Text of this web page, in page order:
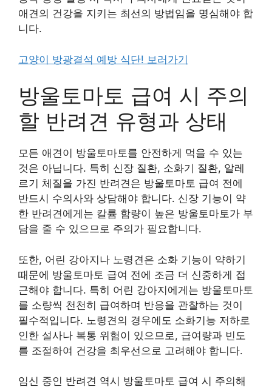
애견의 건강을 지키는 최선의 방법임을 명심해야 합
니다.
고양이 방광결석 예방 식단! 보러가기
방울토마토 급여 시 주의
할 반려견 유형과 상태
모든 애견이 방울토마토를 안전하게 먹을 수 있는
것은 아닙니다. 특히 신장 질환, 소화기 질환, 알레
르기 체질을 가진 반려견은 방울토마토 급여 전에
반드시 수의사와 상담해야 합니다. 신장 기능이 약
한 반려견에게는 칼륨 함량이 높은 방울토마토가 부
담을 줄 수 있으므로 주의가 필요합니다.
또한, 어린 강아지나 노령견은 소화 기능이 약하기
때문에 방울토마토 급여 전에 조금 더 신중하게 접
근해야 합니다. 특히 어린 강아지에게는 방울토마토
를 소량씩 천천히 급여하며 반응을 관찰하는 것이
필수적입니다. 노령견의 경우에도 소화기능 저하로
인한 설사나 복통 위험이 있으므로, 급여량과 빈도
를 조절하여 건강을 최우선으로 고려해야 합니다.
임신 중인 반려견 역시 방울토마토 급여 시 주의해